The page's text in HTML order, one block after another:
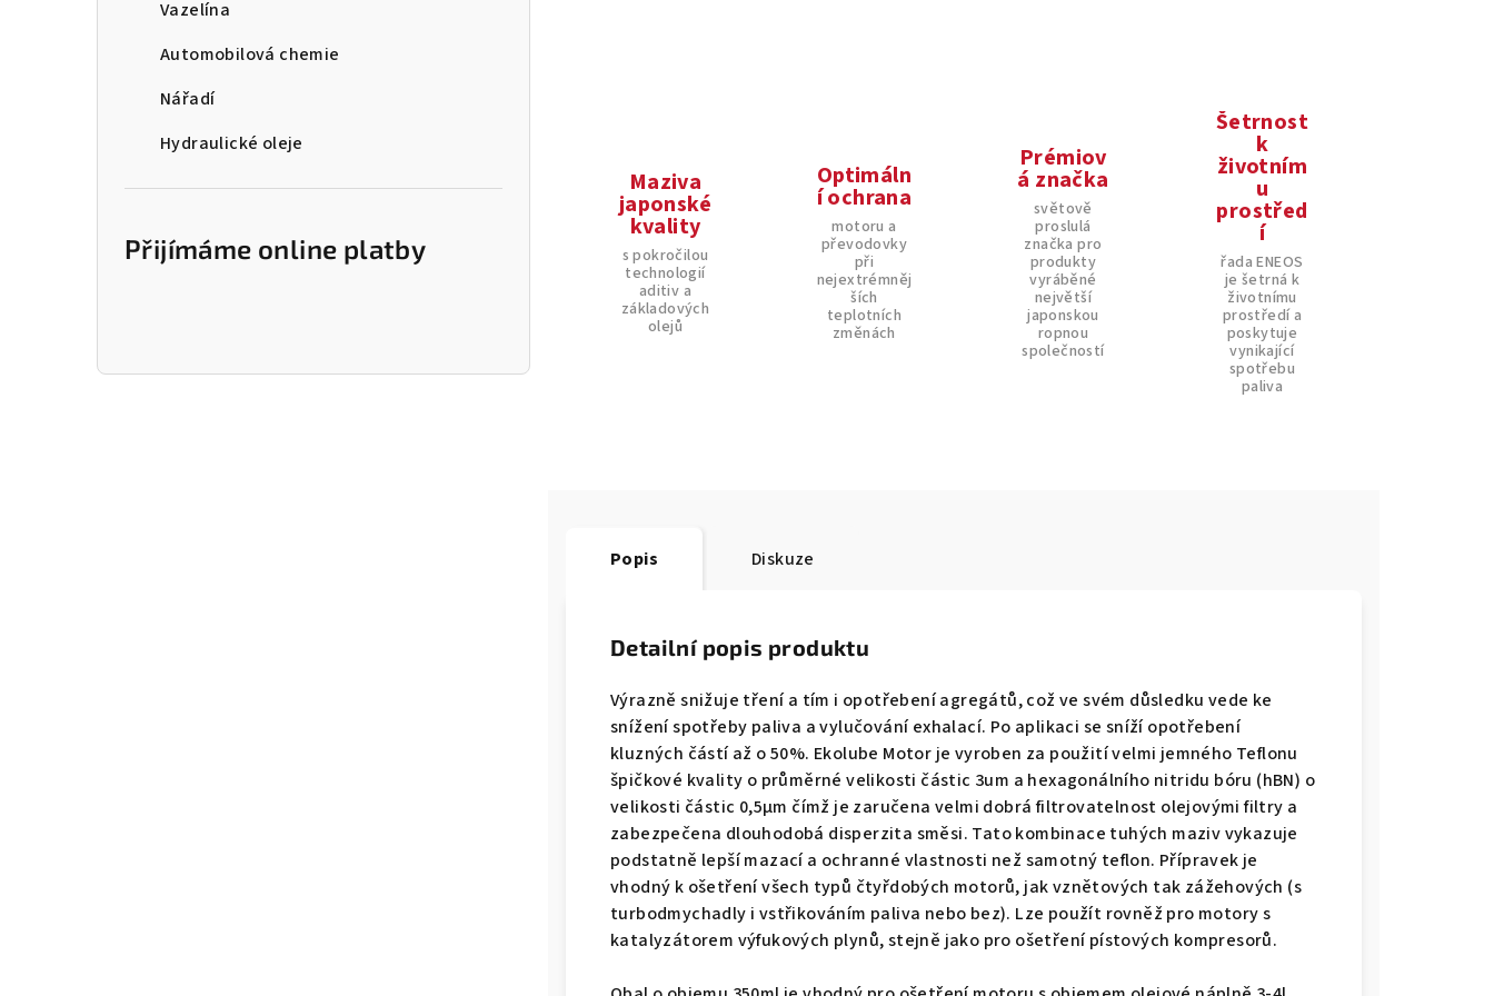
Vazelína
Automobilová chemie
Nářadí
Hydraulické oleje
Přijímáme online platby
Maziva
japonské
kvality
s pokročilou
technologií
aditiv a
základových
olejů
Optimáln
í ochrana
motoru a
převodovky
při
nejextrémněj
ších
teplotních
změnách
Prémiov
á značka
světově
proslulá
značka pro
produkty
vyráběné
největší
japonskou
ropnou
společností
Šetrnost
k
životním
u
prostřed
í
řada ENEOS
je šetrná k
životnímu
prostředí a
poskytuje
vynikající
spotřebu
paliva
Popis Diskuze
Detailní popis produktu
Výrazně snižuje tření a tím i opotřebení agregátů, což ve svém důsledku vede ke
snížení spotřeby paliva a vylučování exhalací. Po aplikaci se sníží opotřebení
kluzných částí až o 50%. Ekolube Motor je vyroben za použití velmi jemného Teflonu
špičkové kvality o průměrné velikosti částic 3um a hexagonálního nitridu bóru (hBN) o
velikosti částic 0,5µm čímž je zaručena velmi dobrá filtrovatelnost olejovými filtry a
zabezpečena dlouhodobá disperzita směsi. Tato kombinace tuhých maziv vykazuje
podstatně lepší mazací a ochranné vlastnosti než samotný teflon. Přípravek je
vhodný k ošetření všech typů čtyřdobých motorů, jak vznětových tak zážehových (s
turbodmychadly i vstřikováním paliva nebo bez). Lze použít rovněž pro motory s
katalyzátorem výfukových plynů, stejně jako pro ošetření pístových kompresorů.